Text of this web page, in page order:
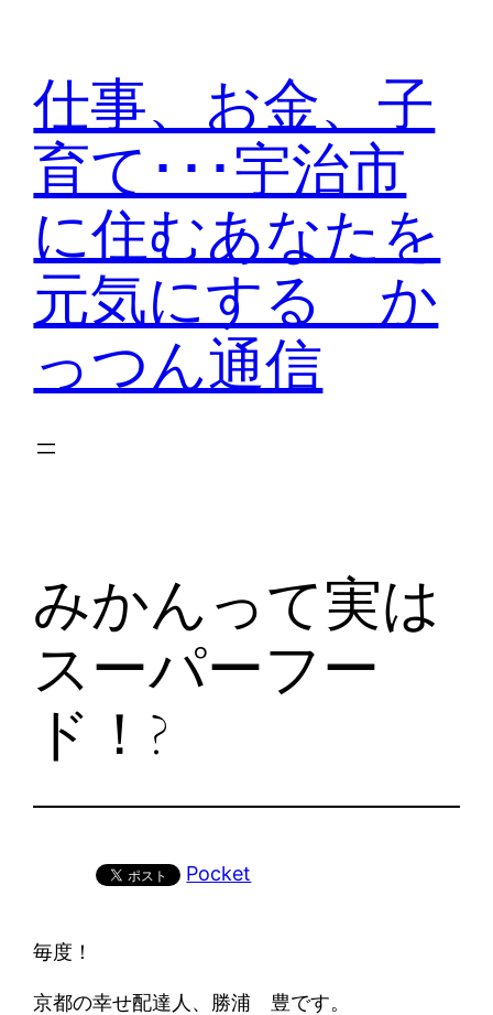
仕事、お金、子
育て･･･宇治市
に住むあなたを
元気にする か
っつん通信
みかんって実は
スーパーフー
ド！?
Pocket
毎度！
京都の幸せ配達人、勝浦 豊です。